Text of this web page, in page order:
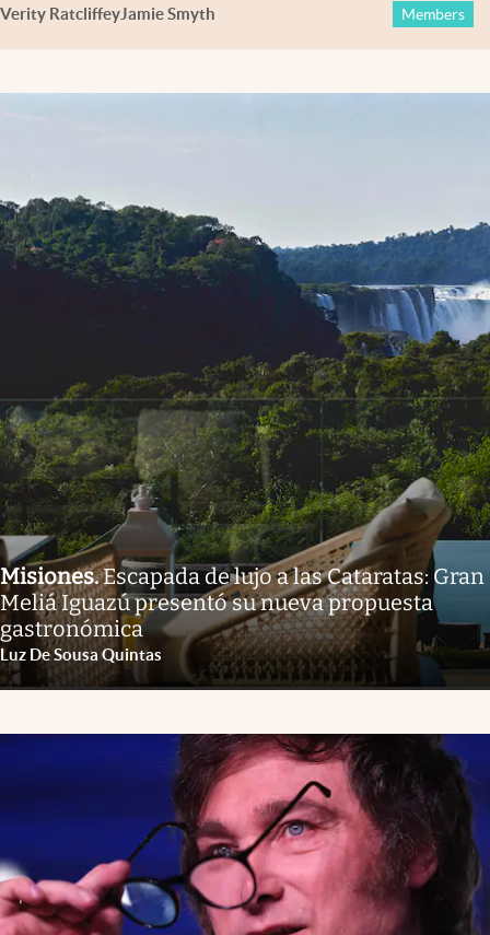
Verity RatcliffeyJamie Smyth Members
Misiones.Escapada de lujo a las Cataratas: Gran
Meliá Iguazú presentó su nueva propuesta
gastronómica
Luz De Sousa Quintas